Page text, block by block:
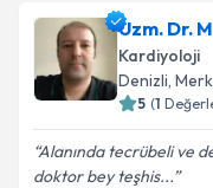
Uzm. Dr.
Kardiyoloji
Denizli,
5 (1
Alanında tecrübeli ve
doktor bey teşhis...